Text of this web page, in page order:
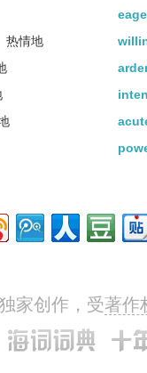
热情地
家创作，受著作